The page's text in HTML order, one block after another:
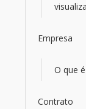
Empresa
O que
Contrato